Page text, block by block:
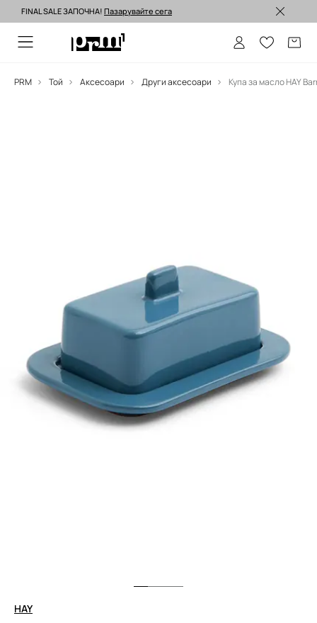
Изпращане до 24 часа >
FINAL SALE ЗАПОЧНА! Пазарувайте сега
PRM Той Аксесоари Други аксесоари
HAY